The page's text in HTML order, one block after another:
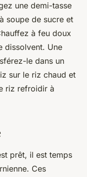
une demi-tasse
soupe de sucre et
à feu doux
dissolvent. Une
le dans un
sur le riz chaud et
riz refroidir à
prêt, il est temps
. Ces